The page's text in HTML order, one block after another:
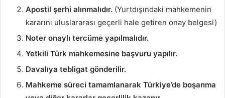
Apostil şerhi alınmalıdır. (Yurtdışındaki mahkemenin
kararını uluslararası geçerli hale getiren onay belgesi)
Noter onaylı tercüme yapılmalıdır.
Yetkili Türk mahkemesine başvuru yapılır.
Davalıya tebligat gönderilir.
Mahkeme süreci tamamlanarak Türkiye’de boşanma